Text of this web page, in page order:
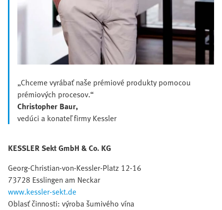
„Chceme vyrábať naše prémiové produkty pomocou
prémiových procesov.“
Christopher Baur,
vedúci a konateľ firmy Kessler
KESSLER Sekt GmbH & Co. KG
Georg-Christian-von-Kessler-Platz 12-16
73728 Esslingen am Neckar
www.kessler-sekt.de
Oblasť činnosti: výroba šumivého vína